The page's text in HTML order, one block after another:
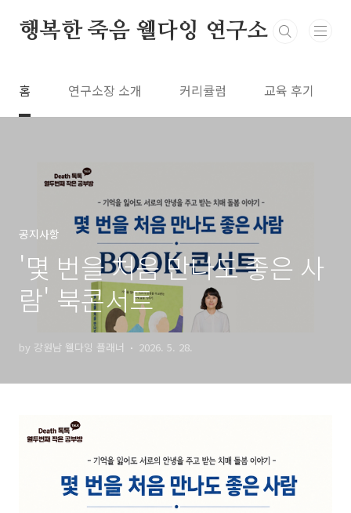
행복한 죽음 웰다잉 연구소
홈 연구소장 소개 커리큘럼 교육 후기
공지사항
'몇 번을 처음 만나도 좋은 사
람' 북콘서트
by 강원남 웰다잉 플래너 2026. 5. 28.